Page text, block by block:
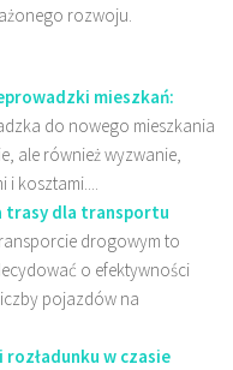
rozwoju.
mieszkań:
do nowego mieszkania
ale również wyzwanie,
i kosztami....
trasy dla transportu
drogowym to
o efektywności
pojazdów na
w czasie